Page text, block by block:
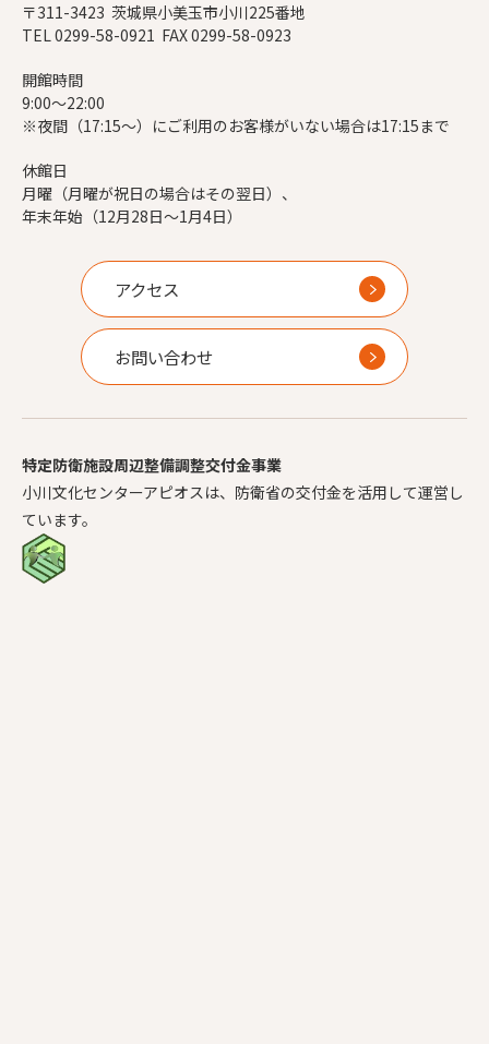
〒311-3423 茨城県小美玉市小川225番地
TEL 0299-58-0921 FAX 0299-58-0923
開館時間
9:00～22:00
※夜間（17:15～）にご利用のお客様がいない場合は17:15まで
休館日
月曜（月曜が祝日の場合はその翌日）、
年末年始（12月28日～1月4日）
アクセス
お問い合わせ
特定防衛施設周辺整備調整交付金事業
小川文化センターアピオスは、防衛省の交付金を活用して運営し
ています。